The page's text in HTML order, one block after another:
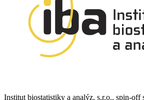
Institut biostatistiky a analýz, s.r.o., spin-off